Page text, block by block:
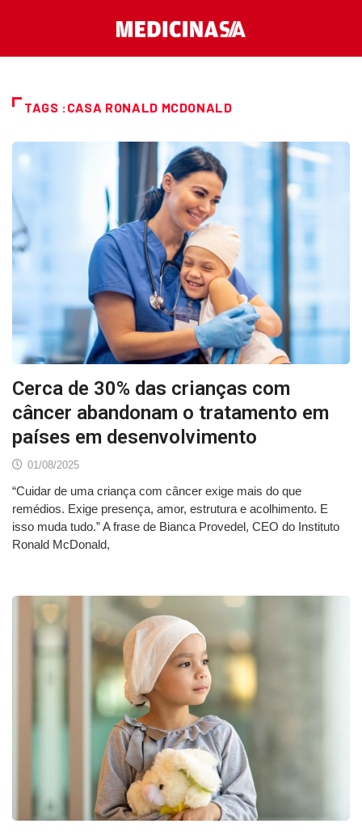
TAGS :CASA RONALD MCDONALD
Cerca de 30% das crianças com
câncer abandonam o tratamento em
países em desenvolvimento
01/08/2025
“Cuidar de uma criança com câncer exige mais do que
remédios. Exige presença, amor, estrutura e acolhimento. E
isso muda tudo.” A frase de Bianca Provedel, CEO do Instituto
Ronald McDonald,